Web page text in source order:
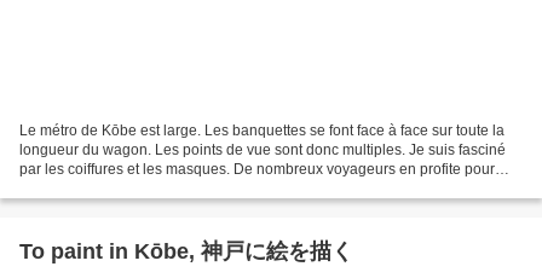
Le métro de Kōbe est large. Les banquettes se font face à face sur toute la
longueur du wagon. Les points de vue sont donc multiples. Je suis fasciné
par les coiffures et les masques. De nombreux voyageurs en profite pour
To paint in Kōbe, 神戸に絵を描く